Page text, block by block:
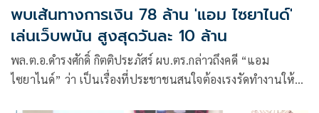
พบเส้นทางการเงิน 78 ล้าน 'แอม ไซยาไนด์'
เล่นเว็บพนัน สูงสุดวันละ 10 ล้าน
พล.ต.อ.ดำรงศักดิ์ กิตติประภัสร์ ผบ.ตร.กล่าวถึงคดี “แอม
ไซยาไนด์” ว่า เป็นเรื่องที่ประชาชนสนใจต้องเรงรัดทำงานให้